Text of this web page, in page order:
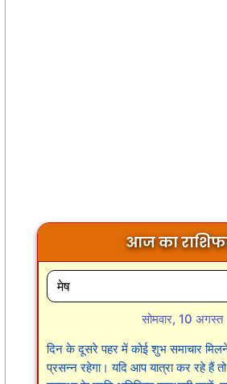
आज का
सोमवार, 10 अगस्त
दिन के दूसरे पहर में कोई शुभ समाचार
प्रसन्न रहेगा। यदि आप यात्रा कर रहे हैं